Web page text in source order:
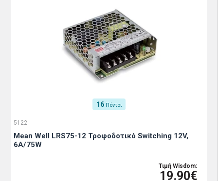
16 Πόντοι
5122
Mean Well LRS75-12 Τροφοδοτικό Switching 12V,
6Α/75W
Τιμή Wisdom:
19.90€